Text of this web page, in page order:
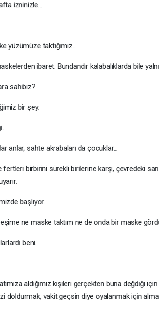
izninizle...
yüzümüze taktığımız...
ibaret. Bundandır kalabalıklarda bile
sahibiz?
bir şey.
anlar, sahte akrabaları da çocuklar...
birbirini sürekli birilerine karşı, çevredeki
başlıyor.
ne maske taktım ne de onda bir maske
beni.
aldığımız kişileri gerçekten buna değdiği için
doldurmak, vakit geçsin diye oyalanmak için